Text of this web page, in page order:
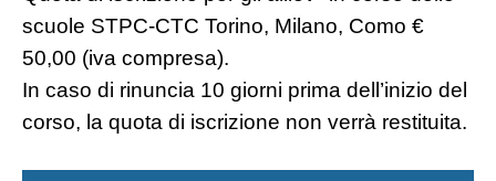
scuole STPC-CTC Torino, Milano, Como €
50,00 (iva compresa).
In caso di rinuncia 10 giorni prima dell’inizio del
corso, la quota di iscrizione non verrà restituita.